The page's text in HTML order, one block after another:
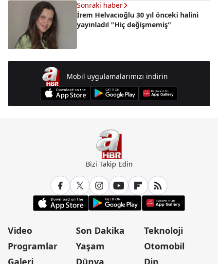
Sonraki haber
İrem Helvacıoğlu 30 yıl önceki halini
yayınladı! "Hiç değişmemiş"
Mobil uygulamalarımızı indirin
Bizi Takip Edin
Video
Programlar
Galeri
Son Dakika
Yaşam
Dünya
Teknoloji
Otomobil
Din